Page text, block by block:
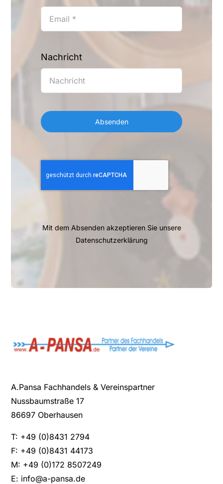
Nachricht
Absenden
Mit dem Absenden akzeptieren Sie unsere
Datenschutzerklärung
A.Pansa Fachhandels & Vereinspartner
Nussbaumstraße 17
86697 Oberhausen
T: +49 (0)8431 2794
F: +49 (0)8431 44173
M: +49 (0)172 8507249
E: info@a-pansa.de